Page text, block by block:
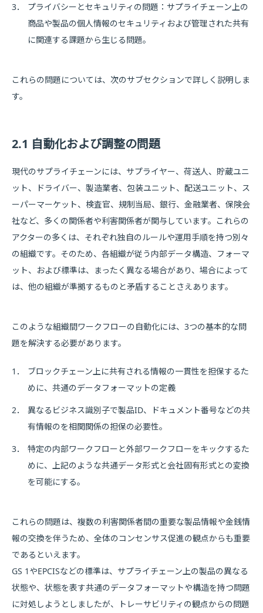
3．
プライバシーとセキュリティの問題：サプライチェーン上の
商品や製品の個人情報のセキュリティおよび管理された共有
に関連する課題から生じる問題。
これらの問題については、次のサブセクションで詳しく説明しま
す。
2.1 自動化および調整の問題
現代のサプライチェーンには、サプライヤー、荷送人、貯蔵ユニ
ット、ドライバー、製造業者、包装ユニット、配送ユニット、ス
ーパーマーケット、検査官、規制当局、銀行、金融業者、保険会
社など、多くの関係者や利害関係者が関与しています。これらの
アクターの多くは、それぞれ独自のルールや運用手順を持つ別々
の組織です。そのため、各組織が従う内部データ構造、フォーマ
ット、および標準は、まったく異なる場合があり、場合によって
は、他の組織が準拠するものと矛盾することさえあります。
このような組織間ワークフローの自動化には、3つの基本的な問
題を解決する必要があります。
1．
ブロックチェーン上に共有される情報の一貫性を担保するた
めに、共通のデータフォーマットの定義
2．
異なるビジネス識別子で製品ID、ドキュメント番号などの共
有情報のを相関関係の担保の必要性。
3．
特定の内部ワークフローと外部ワークフローをキックするた
めに、上記のような共通データ形式と会社固有形式との変換
を可能にする。
これらの問題は、複数の利害関係者間の重要な製品情報や金銭情
報の交換を伴うため、全体のコンセンサス促進の観点からも重要
であるといえます。
GS 1やEPCISなどの標準は、サプライチェーン上の製品の異なる
状態や、状態を表す共通のデータフォーマットや構造を持つ問題
に対処しようとしましたが、トレーサビリティの観点からの問題